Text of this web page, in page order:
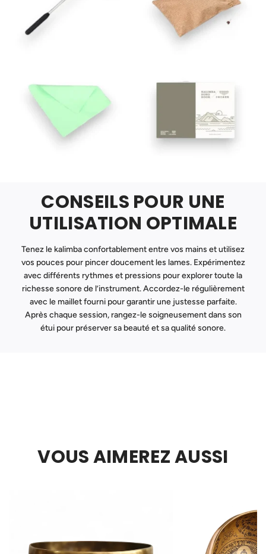
CONSEILS POUR UNE
UTILISATION OPTIMALE
Tenez le kalimba confortablement entre vos mains et utilisez
vos pouces pour pincer doucement les lames. Expérimentez
avec différents rythmes et pressions pour explorer toute la
richesse sonore de l’instrument. Accordez-le régulièrement
avec le maillet fourni pour garantir une justesse parfaite.
Après chaque session, rangez-le soigneusement dans son
étui pour préserver sa beauté et sa qualité sonore.
VOUS AIMEREZ AUSSI